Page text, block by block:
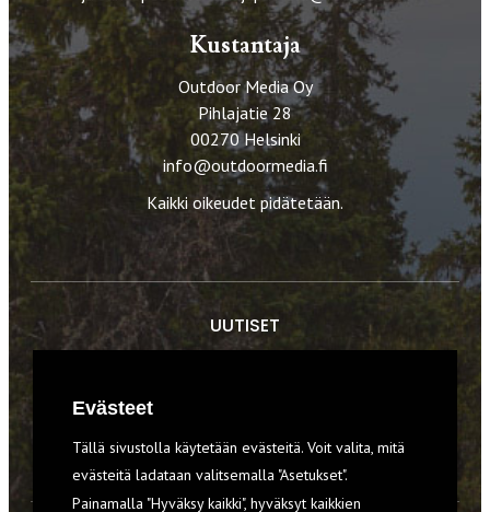
Kustantaja
Outdoor Media Oy
Pihlajatie 28
00270 Helsinki
info@outdoormedia.fi
Kaikki oikeudet pidätetään.
UUTISET
VARUSTEET
Evästeet
Tällä sivustolla käytetään evästeitä. Voit valita, mitä
evästeitä ladataan valitsemalla "Asetukset".
Painamalla "Hyväksy kaikki", hyväksyt kaikkien